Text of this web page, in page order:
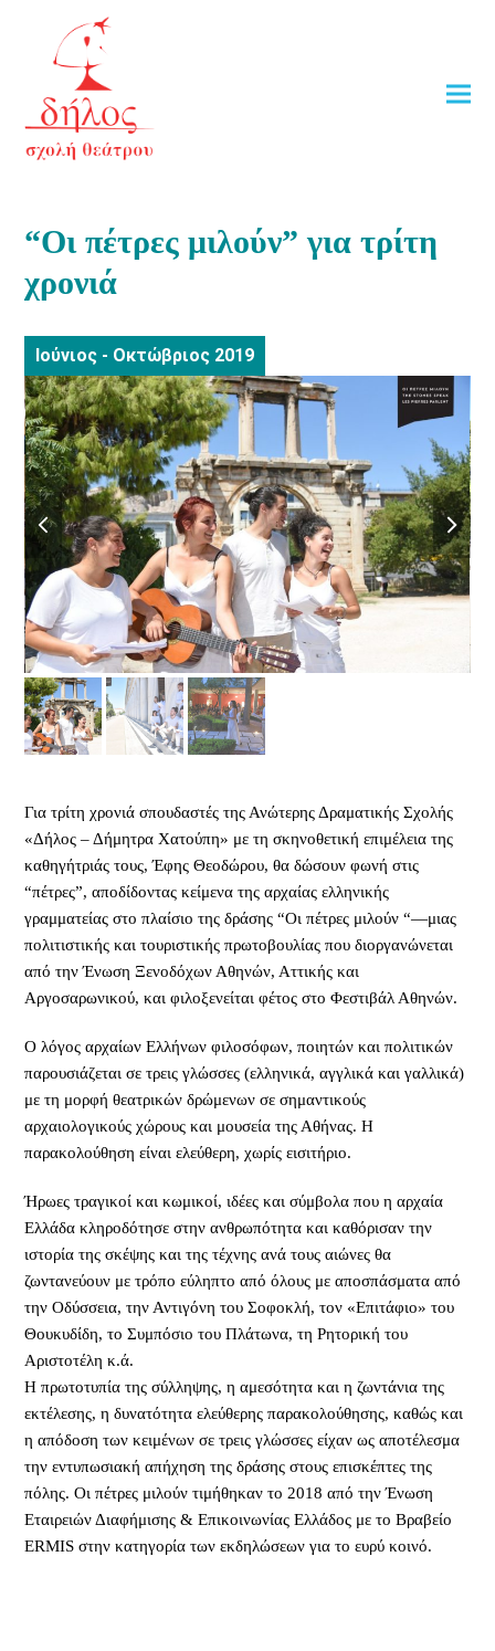
“Οι πέτρες μιλούν” για τρίτη
χρονιά
Ιούνιος - Οκτώβριος 2019
previous
slide
next
slide
Για τρίτη χρονιά σπουδαστές της Ανώτερης Δραματικής Σχολής
«Δήλος – Δήμητρα Χατούπη» με τη σκηνοθετική επιμέλεια της
καθηγήτριάς τους, Έφης Θεοδώρου, θα δώσουν φωνή στις
“πέτρες”, αποδίδοντας κείμενα της αρχαίας ελληνικής
γραμματείας στο πλαίσιο της δράσης “Οι πέτρες μιλούν “—μιας
πολιτιστικής και τουριστικής πρωτοβουλίας που διοργανώνεται
από την Ένωση Ξενοδόχων Αθηνών, Αττικής και
Αργοσαρωνικού, και φιλοξενείται φέτος στο Φεστιβάλ Αθηνών.
O λόγος αρχαίων Ελλήνων φιλοσόφων, ποιητών και πολιτικών
παρουσιάζεται σε τρεις γλώσσες (ελληνικά, αγγλικά και γαλλικά)
με τη μορφή θεατρικών δρώμενων σε σημαντικούς
αρχαιολογικούς χώρους και μουσεία της Αθήνας. Η
παρακολούθηση είναι ελεύθερη, χωρίς εισιτήριο.
Ήρωες τραγικοί και κωμικοί, ιδέες και σύμβολα που η αρχαία
Ελλάδα κληροδότησε στην ανθρωπότητα και καθόρισαν την
ιστορία της σκέψης και της τέχνης ανά τους αιώνες θα
ζωντανεύουν με τρόπο εύληπτο από όλους με αποσπάσματα από
την Οδύσσεια, την Αντιγόνη του Σοφοκλή, τον «Επιτάφιο» του
Θουκυδίδη, το Συμπόσιο του Πλάτωνα, τη Ρητορική του
Αριστοτέλη κ.ά.
Η πρωτοτυπία της σύλληψης, η αμεσότητα και η ζωντάνια της
εκτέλεσης, η δυνατότητα ελεύθερης παρακολούθησης, καθώς και
η απόδοση των κειμένων σε τρεις γλώσσες είχαν ως αποτέλεσμα
την εντυπωσιακή απήχηση της δράσης στους επισκέπτες της
πόλης. Οι πέτρες μιλούν τιμήθηκαν το 2018 από την Ένωση
Εταιρειών Διαφήμισης & Επικοινωνίας Ελλάδος με το Βραβείο
ERMIS στην κατηγορία των εκδηλώσεων για το ευρύ κοινό.